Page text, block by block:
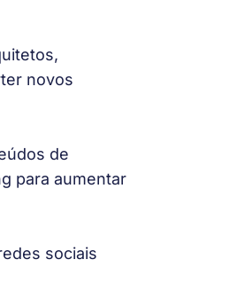
novos
de
para aumentar
sociais